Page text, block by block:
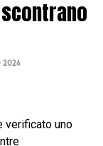
verificato uno